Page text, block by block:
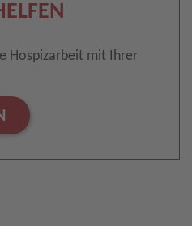
Hospizarbeit mit Ihrer